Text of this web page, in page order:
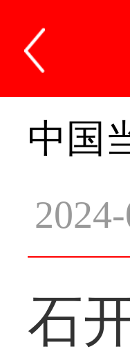
中国
石